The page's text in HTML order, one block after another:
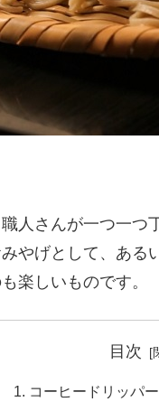
人さんが一つ一
やげとして、あ
楽しいものです。
目次
コーヒードリッパ